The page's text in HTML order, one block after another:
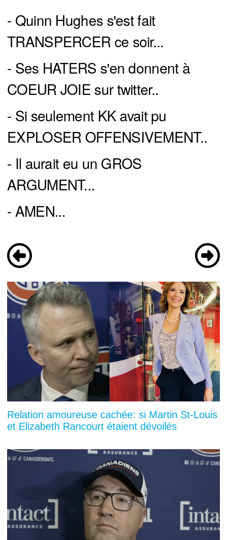
- Quinn Hughes s'est fait
TRANSPERCER ce soir...
- Ses HATERS s'en donnent à
COEUR JOIE sur twitter..
- Si seulement KK avait pu
EXPLOSER OFFENSIVEMENT..
- Il aurait eu un GROS
ARGUMENT...
- AMEN...
Relation amoureuse cachée: si Martin St-Louis
et Elizabeth Rancourt étaient dévoilés